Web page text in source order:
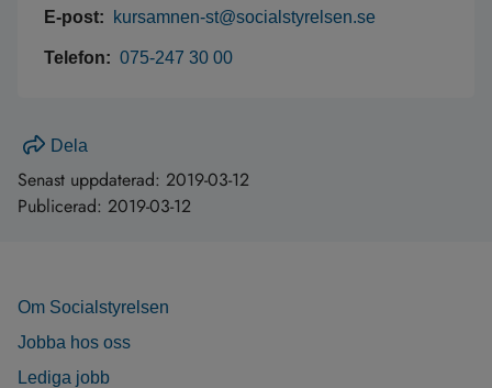
E-post: kursamnen-st@socialstyrelsen.se
Telefon: 075-247 30 00
Dela
Senast uppdaterad: 2019-03-12
Publicerad: 2019-03-12
Om Socialstyrelsen
Jobba hos oss
Lediga jobb